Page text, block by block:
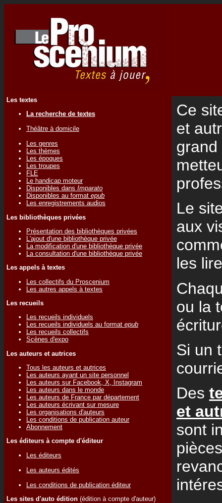
Les textes
La recherche de textes
Théâtre à domicile
Les genres
Les thèmes
Les époques
Les troupes
FLE
Le handicap moteur
Disponibles dans Imparato
Disponibles au format epub
Les enregistrements audios
Les bibliothèques privées
Présentation des bibliothèques privées
L'ajout d'une bibliothèque privée
La modification d'une bibliothèque privée
La consultation d'une bibliothèque privée
Les appels à textes
Les collectifs du Proscenium
Les autres appels à textes
Les recueils
Les recueils individuels
Les recueils individuels au format epub
Les recueils collectifs
Scènes d'expo
Les auteurs et autrices
Tous les auteurs et autrices
Les auteurs ayant un site personnel
Les auteurs sur Facebook, X, Instagram
Les auteurs dans le monde
Les auteurs de France par département
Les auteurs écrivant sur mesure
Les organisations d'auteurs
Les conditions de publication auteur
Abonnement
Les éditeurs à compte d'éditeur
Les éditeurs
Les auteurs édités
Les conditions de publication éditeur
Les sites d'auto édition (édition à compte d'auteur)
Ce
et
grand
Le
aux
les
ou la
Si un
Des
et
sont